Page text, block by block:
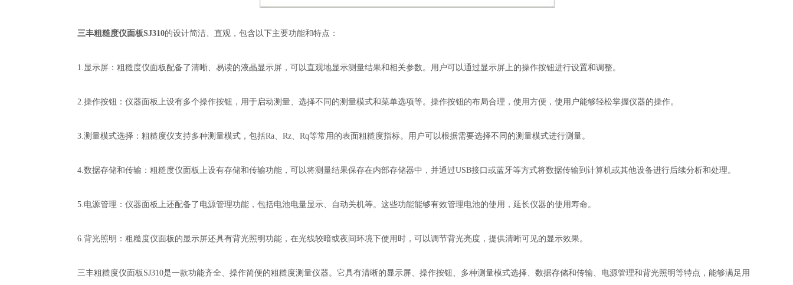
三丰粗糙度仪面板SJ310的设计简洁、直观，包含以下主要功能和特点：
1.显示屏：粗糙度仪面板配备了清晰、易读的液晶显示屏，可以直观地显示测量结果和相关参数。用户可以通过显示屏上的操作按钮进行设置和调整。
2.操作按钮：仪器面板上设有多个操作按钮，用于启动测量、选择不同的测量模式和菜单选项等。操作按钮的布局合理，使用方便，使用户能够轻松掌握仪器的操作。
3.测量模式选择：粗糙度仪支持多种测量模式，包括Ra、Rz、Rq等常用的表面粗糙度指标。用户可以根据需要选择不同的测量模式进行测量。
4.数据存储和传输：粗糙度仪面板上设有存储和传输功能，可以将测量结果保存在内部存储器中，并通过USB接口或蓝牙等方式将数据传输到计算机或其他设备进行后续分析和处理。
5.电源管理：仪器面板上还配备了电源管理功能，包括电池电量显示、自动关机等。这些功能能够有效管理电池的使用，延长仪器的使用寿命。
6.背光照明：粗糙度仪面板的显示屏还具有背光照明功能，在光线较暗或夜间环境下使用时，可以调节背光亮度，提供清晰可见的显示效果。
三丰粗糙度仪面板SJ310是一款功能齐全、操作简便的粗糙度测量仪器。它具有清晰的显示屏、操作按钮、多种测量模式选择、数据存储和传输、电源管理和背光照明等特点，能够满足用